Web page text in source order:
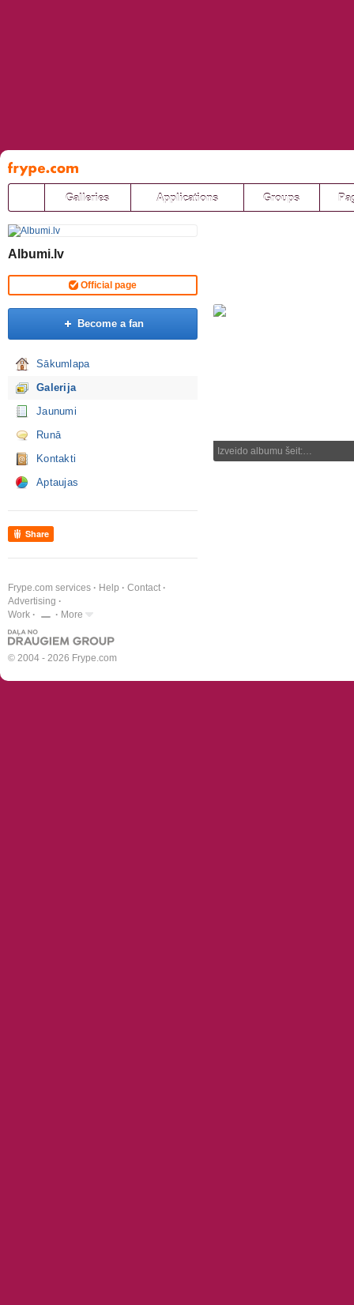
Pāriet
uz
saturu
Galleries Applications Groups
Albumi.lv
Official page
Become a fan
Sākumlapa
Galerija
Jaunumi
Runā
Kontakti
Aptaujas
Share
Frype.com services Help
Contact
Advertising
Work
More
© 2004 - 2026 Frype.com
Izveido albumu šeit:…